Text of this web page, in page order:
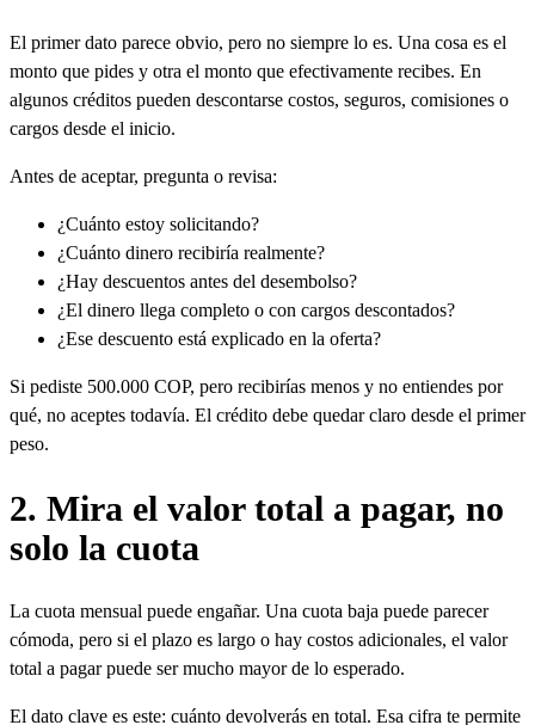
El primer dato parece obvio, pero no siempre lo es. Una cosa es el
monto que pides y otra el monto que efectivamente recibes. En
algunos créditos pueden descontarse costos, seguros, comisiones o
cargos desde el inicio.
Antes de aceptar, pregunta o revisa:
¿Cuánto estoy solicitando?
¿Cuánto dinero recibiría realmente?
¿Hay descuentos antes del desembolso?
¿El dinero llega completo o con cargos descontados?
¿Ese descuento está explicado en la oferta?
Si pediste 500.000 COP, pero recibirías menos y no entiendes por
qué, no aceptes todavía. El crédito debe quedar claro desde el primer
peso.
2. Mira el valor total a pagar, no
solo la cuota
La cuota mensual puede engañar. Una cuota baja puede parecer
cómoda, pero si el plazo es largo o hay costos adicionales, el valor
total a pagar puede ser mucho mayor de lo esperado.
El dato clave es este: cuánto devolverás en total. Esa cifra te permite